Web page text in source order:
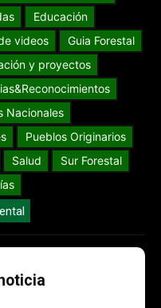
Educación
videos
Guia Forestal
y proyectos
Nacionales
Pueblos Originarios
Salud
Sur Forestal